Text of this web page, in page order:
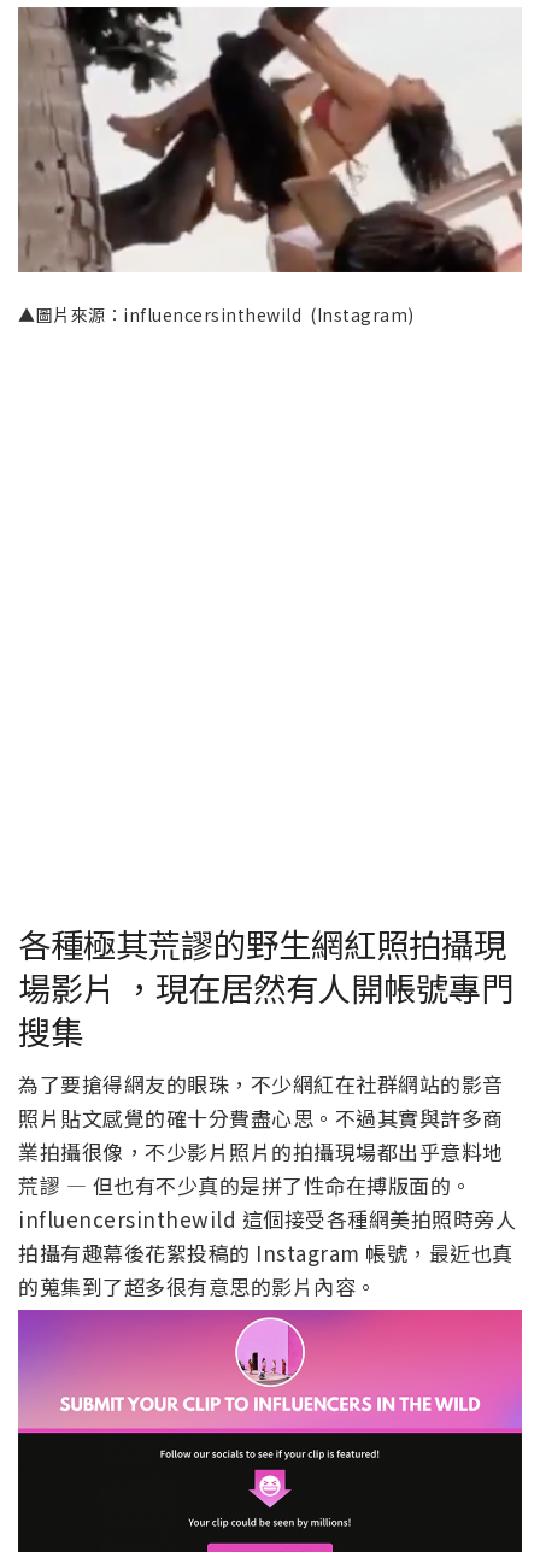
▲圖片來源：influencersinthewild (Instagram)
各種極其荒謬的野生網紅照拍攝現
場影片 ，現在居然有人開帳號專門
搜集
為了要搶得網友的眼珠，不少網紅在社群網站的影音
照片貼文感覺的確十分費盡心思。不過其實與許多商
業拍攝很像，不少影片照片的拍攝現場都出乎意料地
荒謬 — 但也有不少真的是拼了性命在搏版面的。
influencersinthewild 這個接受各種網美拍照時旁人
拍攝有趣幕後花絮投稿的 Instagram 帳號，最近也真
的蒐集到了超多很有意思的影片內容。